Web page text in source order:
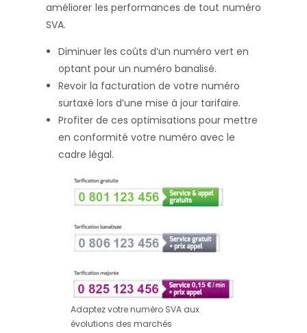
améliorer les performances de tout numéro
SVA.
Diminuer les coûts d’un numéro vert en
optant pour un numéro banalisé.
Revoir la facturation de votre numéro
surtaxé lors d’une mise à jour tarifaire.
Profiter de ces optimisations pour mettre
en conformité votre numéro avec le
cadre légal.
Adaptez votre numéro SVA aux
évolutions des marchés